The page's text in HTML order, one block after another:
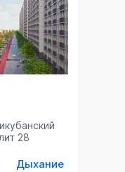
28
Дыхание